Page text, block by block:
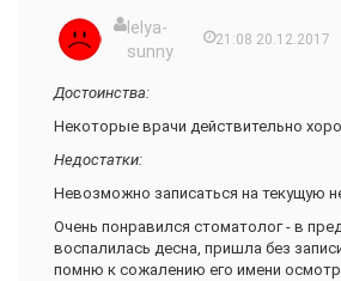
lelya-
sunny
21:08 20.12.2017
Достоинства:
Некоторые врачи действительно
Недостатки:
Невозможно записаться на текущую
Очень понравился стоматолог - в
воспалилась десна, пришла без
помню к сожалению его имени